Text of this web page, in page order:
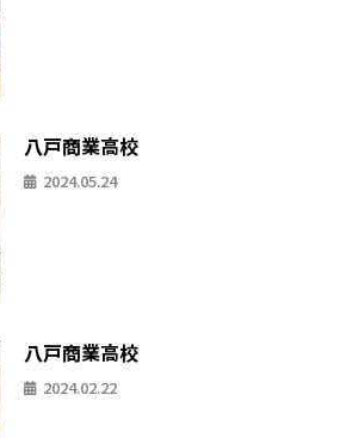
八戸商業高校
2024.05.24
八戸商業高校
2024.02.22